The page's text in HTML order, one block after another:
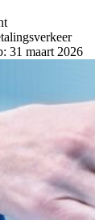
31 maart 2026